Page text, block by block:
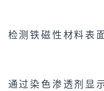
检测铁磁性材料表
通过染色渗透剂显